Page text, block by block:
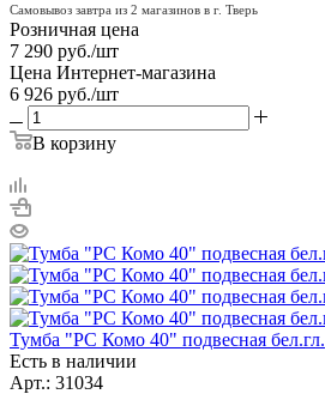
Самовывоз завтра из 2 магазинов в г. Тверь
Розничная цена
7 290 руб./шт
Цена Интернет-магазина
6 926 руб./шт
В корзину
Тумба "РС Комо 40" подвесная бел.гл.
Есть в наличии
Арт.: 31034